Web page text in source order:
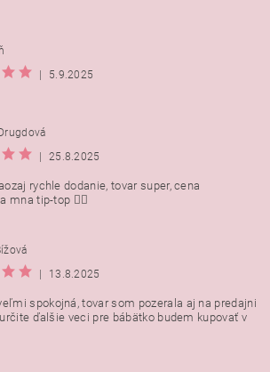
|
5.9.2025
|
25.8.2025
rychle dodanie, tovar super, cena
mna tip-top 👍🏻
|
13.8.2025
spokojná, tovar som pozerala aj na predajni
ďalšie veci pre bábätko budem kupovať v